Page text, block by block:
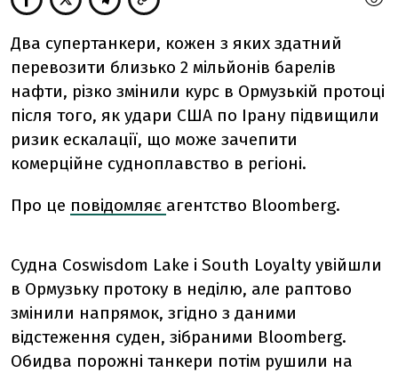
Два супертанкери, кожен з яких здатний
перевозити близько 2 мільйонів барелів
нафти, різко змінили курс в Ормузькій протоці
після того, як удари США по Ірану підвищили
ризик ескалації, що може зачепити
комерційне судноплавство в регіоні.
Про це повідомляє агентство Bloomberg.
Судна Coswisdom Lake і South Loyalty увійшли
в Ормузьку протоку в неділю, але раптово
змінили напрямок, згідно з даними
відстеження суден, зібраними Bloomberg.
Обидва порожні танкери потім рушили на